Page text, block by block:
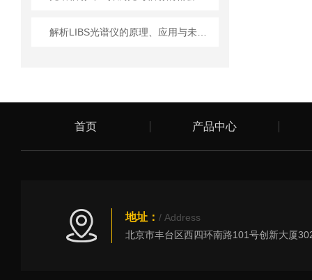
首页 产品中心
地址： / Address